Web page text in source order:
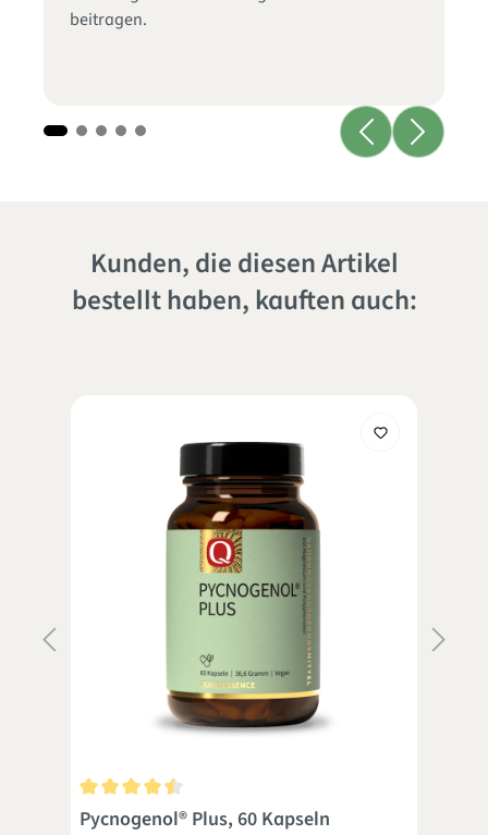
beitragen.
Kunden, die diesen Artikel
bestellt haben, kauften auch:
Durchschnittliche Bewertung von 4.4 von 5 Sternen
Pycnogenol® Plus, 60 Kapseln